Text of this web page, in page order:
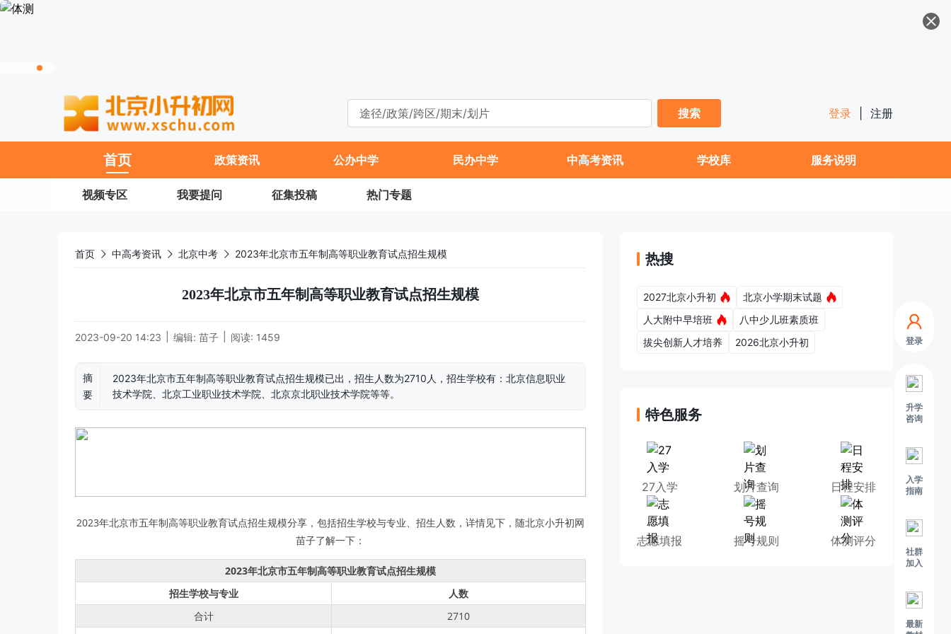
登录
升学
咨询
入学
指南
社群
加入
最新
搜索
登录 注册
首页 政策资讯 公办中学 民办中学 中高考资讯 学校库 服务说明
视频专区 我要提问 征集投稿 热门专题
首页 中高考资讯 北京中考 2023年北京市五年制高等职业教育试点招生规模
2023年北京市五年制高等职业教育试点招生规模
2023-09-20 14:23 编辑: 苗子 阅读: 1459
摘
要
2023年北京市五年制高等职业教育试点招生规模已出，招生人数为2710人，招生学校有：北京信息职业
技术学院、北京工业职业技术学院、北京京北职业技术学院等等。
2023年北京市五年制高等职业教育试点招生规模分享，包括招生学校与专业、招生人数，详情见下，随北京小升初网
苗子了解一下：
2023年北京市五年制高等职业教育试点招生规模
招生学校与专业
人数
合计
2710
热搜
2027北京小升初
北京小学期末试题
人大附中早培班
八中少儿班素质班
拔尖创新人才培养
2026北京小升初
特色服务
27入学 划片查询 日程安排
志愿填报 摇号规则 体测评分